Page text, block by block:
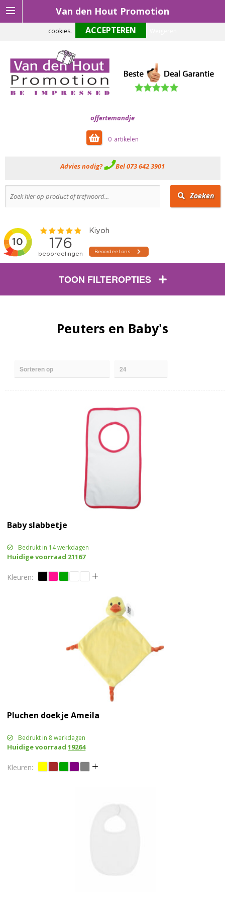
Van den Hout Promotion
offertemandje
0
Advies nodig? Bel 073 642 3901
Zoeken
TOON FILTEROPTIES
Peuters en Baby's
Baby slabbetje
Bedrukt in 14 werkdagen
Huidige voorraad 21167
Pluchen doekje Ameila
Bedrukt in 8 werkdagen
Huidige voorraad19264
Om onze website optimaal te laten functioneren maken wij gebruik van
cookies.